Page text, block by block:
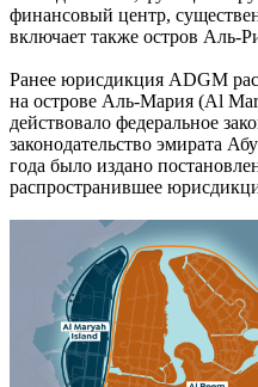
финансовый центр,
включает также остров Аль-
Ранее юрисдикция ADGM
на острове Аль-Мария (Al
действовало федеральное
законодательство эмирата
года было издано
распространившее